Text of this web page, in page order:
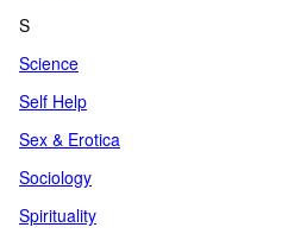
S
Science
Self Help
Sex & Erotica
Sociology
Spirituality